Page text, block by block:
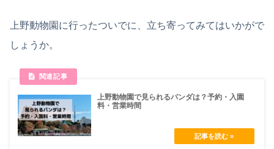
上野動物園に行ったついでに、立ち寄ってみてはいかがで
しょうか。
上野動物園で見られるパンダは？予約・入園
料・営業時間